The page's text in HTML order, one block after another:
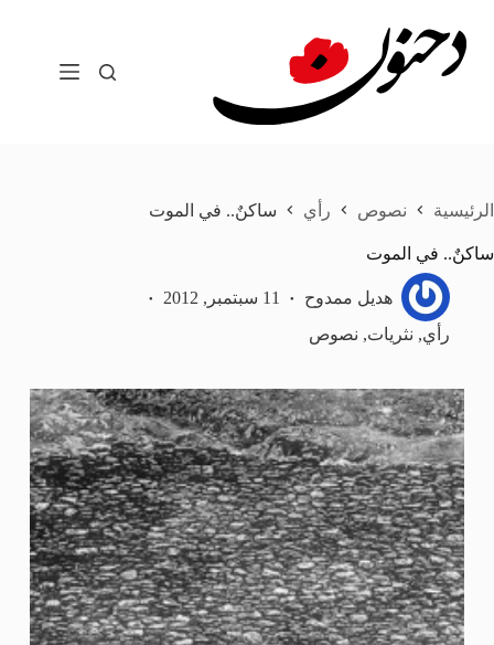
المحتوى
الرئيسية نصوص رأي ساكنٌ.. في الموت
ساكنٌ.. في الموت
هديل ممدوح
11 سبتمبر, 2012
رأي, نثريات, نصوص